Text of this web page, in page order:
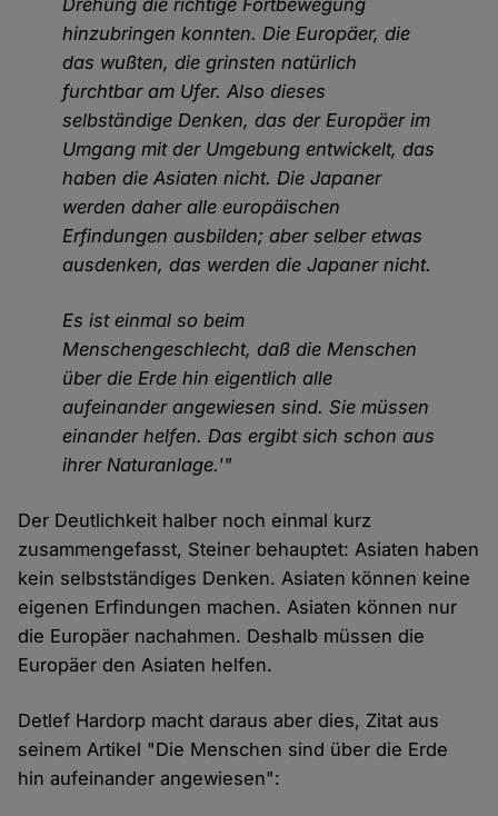
Drehung die richtige Fortbewegung
hinzubringen konnten. Die Europäer, die
das wußten, die grinsten natürlich
furchtbar am Ufer. Also dieses
selbständige Denken, das der Europäer im
Umgang mit der Umgebung entwickelt, das
haben die Asiaten nicht. Die Japaner
werden daher alle europäischen
Erfindungen ausbilden; aber selber etwas
ausdenken, das werden die Japaner nicht.
Es ist einmal so beim
Menschengeschlecht, daß die Menschen
über die Erde hin eigentlich alle
aufeinander angewiesen sind. Sie müssen
einander helfen. Das ergibt sich schon aus
ihrer Naturanlage.'"
Der Deutlichkeit halber noch einmal kurz
zusammengefasst, Steiner behauptet: Asiaten haben
kein selbstständiges Denken. Asiaten können keine
eigenen Erfindungen machen. Asiaten können nur
die Europäer nachahmen. Deshalb müssen die
Europäer den Asiaten helfen.
Detlef Hardorp macht daraus aber dies, Zitat aus
seinem Artikel "Die Menschen sind über die Erde
hin aufeinander angewiesen":